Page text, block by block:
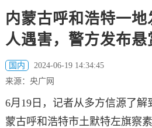
内蒙古呼和浩特一
人遇害，警方发布悬
国内
2024-06-19 14:34:45
来源：央广网
6月19日，记者从多方信源了解
蒙古呼和浩特市土默特左旗察